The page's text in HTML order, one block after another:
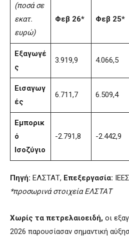
(ποσά σε
εκατ.
ευρώ)
Φεβ 26* Φεβ 25*
Εξαγωγέ
ς
3.919,9 4.066,5
Εισαγωγ
ές
6.711,7 6.509,4
Εμπορικ
ό
Ισοζύγιο
-2.791,8 -2.442,9
Πηγή: ΕΛΣΤΑΤ, Επεξεργασία:
*προσωρινά στοιχεία ΕΛΣΤΑΤ
Χωρίς τα πετρελαιοειδή, οι
2026 παρουσίασαν σημαντική